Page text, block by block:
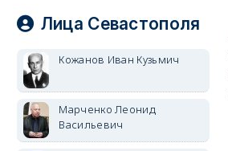
Лица Севастополя
Кожанов Иван Кузьмич
Марченко Леонид
Васильевич